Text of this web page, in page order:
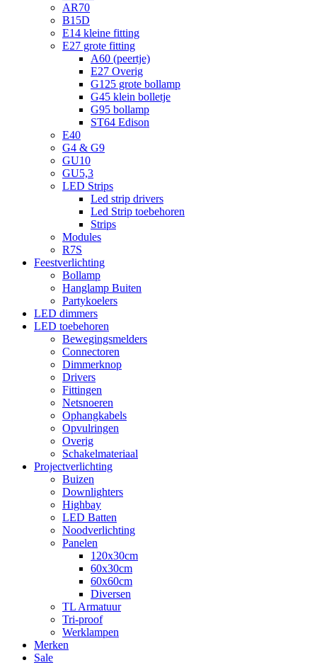
AR70
B15D
E14 kleine fitting
E27 grote fitting
A60 (peertje)
E27 Overig
G125 grote bollamp
G45 klein bolletje
G95 bollamp
ST64 Edison
E40
G4 & G9
GU10
GU5,3
LED Strips
Led strip drivers
Led Strip toebehoren
Strips
Modules
R7S
Feestverlichting
Bollamp
Hanglamp Buiten
Partykoelers
LED dimmers
LED toebehoren
Bewegingsmelders
Connectoren
Dimmerknop
Drivers
Fittingen
Netsnoeren
Ophangkabels
Opvulringen
Overig
Schakelmateriaal
Projectverlichting
Buizen
Downlighters
Highbay
LED Batten
Noodverlichting
Panelen
120x30cm
60x30cm
60x60cm
Diversen
TL Armatuur
Tri-proof
Werklampen
Merken
Sale